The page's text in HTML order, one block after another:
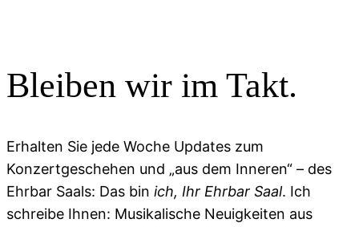
Bleiben wir im Takt.
Erhalten Sie jede Woche Updates zum
Konzertgeschehen und „aus dem Inneren“ – des
Ehrbar Saals: Das bin ich, Ihr Ehrbar Saal. Ich
schreibe Ihnen: Musikalische Neuigkeiten aus